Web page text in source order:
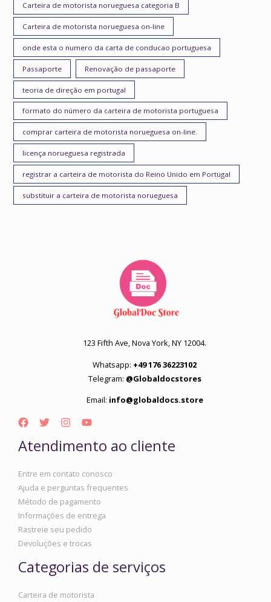
Carteira de motorista norueguesa categoria B
Carteira de motorista norueguesa on-line
onde esta o numero da carta de conducao portuguesa
Passaporte Renovação de passaporte
teoria de direção em portugal
formato do número da carteira de motorista portuguesa
comprar carteira de motorista norueguesa on-line.
licença norueguesa registrada
registrar a carteira de motorista do Reino Unido em Portugal
substituir a carteira de motorista norueguesa
123 Fifth Ave, Nova York, NY 12004.
Whatsapp: +49 176 36223102
Telegram: @Globaldocstores
Email: info@globaldocs.store
Atendimento ao cliente
Entre em contato conosco
Ajuda e perguntas frequentes
Método de pagamento
Informações de entrega
Rastreie seu pedido
Devoluções e trocas
Categorias de serviços
Carteira de motorista